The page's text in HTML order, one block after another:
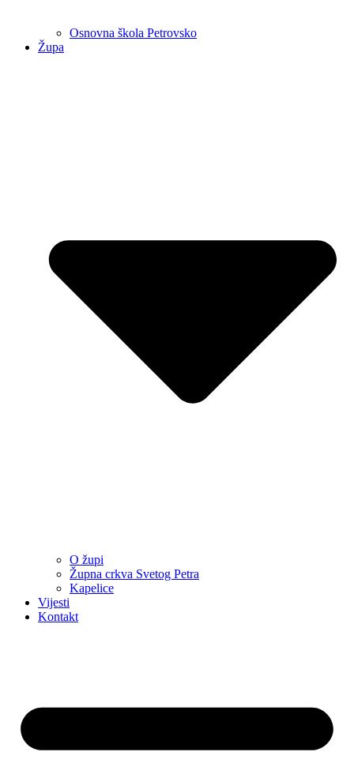
Osnovna škola Petrovsko
Župa
O župi
Župna crkva Svetog Petra
Kapelice
Vijesti
Kontakt